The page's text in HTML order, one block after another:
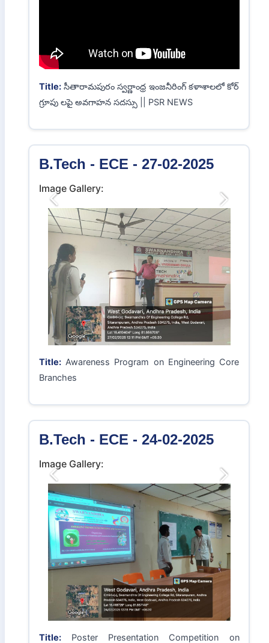
గ్రూపు లపై అవగాహన సదస్సు
B.Tech - ECE - 28-02-2025
Title:
సీతారామపురం స్వర్ణాంధ్ర ఇంజనీరింగ్ కళాశాలలో కోర్
గ్రూపు లపై అవగాహన సదస్సు || PSR NEWS
Image Gallery:
Previous
Awareness Program on Engineering Core
Branches